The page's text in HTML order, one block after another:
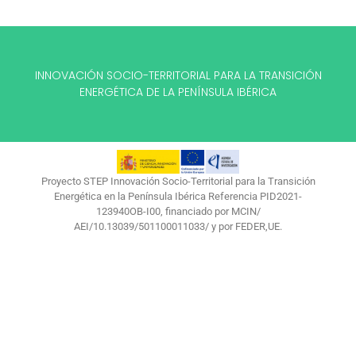
INNOVACIÓN SOCIO-TERRITORIAL PARA LA TRANSICIÓN
ENERGÉTICA DE LA PENÍNSULA IBÉRICA
Proyecto STEP Innovación Socio-Territorial para la Transición
Energética en la Península Ibérica Referencia PID2021-
123940OB-I00, financiado por MCIN/
AEI/10.13039/501100011033/ y por FEDER,UE.